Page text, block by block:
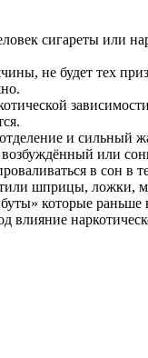
сигареты или
не будет тех
и сильный
возбуждённый или
в сон в
шприцы, ложки,
которые раньше
влияние